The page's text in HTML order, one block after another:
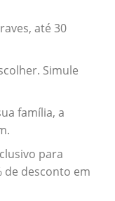
até 30
Simule
família, a
para
de desconto em